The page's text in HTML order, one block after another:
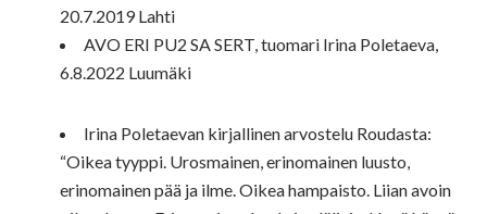
20.7.2019 Lahti
AVO ERI PU2 SA SERT, tuomari Irina Poletaeva,
6.8.2022 Luumäki
Irina Poletaevan kirjallinen arvostelu Roudasta:
“Oikea tyyppi. Urosmainen, erinomainen luusto,
erinomainen pää ja ilme. Oikea hampaisto. Liian avoin